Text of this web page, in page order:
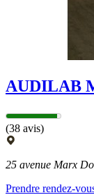
AUDILAB
(38 avis)
25 avenue Marx
Prendre rendez-